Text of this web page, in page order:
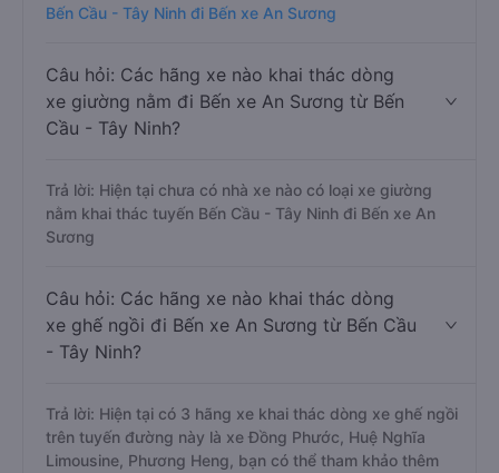
Bến Cầu - Tây Ninh đi Bến xe An Sương
Câu hỏi: Các hãng xe nào khai thác dòng
xe giường nằm đi Bến xe An Sương từ Bến
Cầu - Tây Ninh?
Trả lời: Hiện tại chưa có nhà xe nào có loại xe giường
nằm khai thác tuyến Bến Cầu - Tây Ninh đi Bến xe An
Sương
Câu hỏi: Các hãng xe nào khai thác dòng
xe ghế ngồi đi Bến xe An Sương từ Bến Cầu
- Tây Ninh?
Trả lời: Hiện tại có 3 hãng xe khai thác dòng xe ghế ngồi
trên tuyến đường này là xe Đồng Phước, Huệ Nghĩa
Limousine, Phương Heng, bạn có thể tham khảo thêm